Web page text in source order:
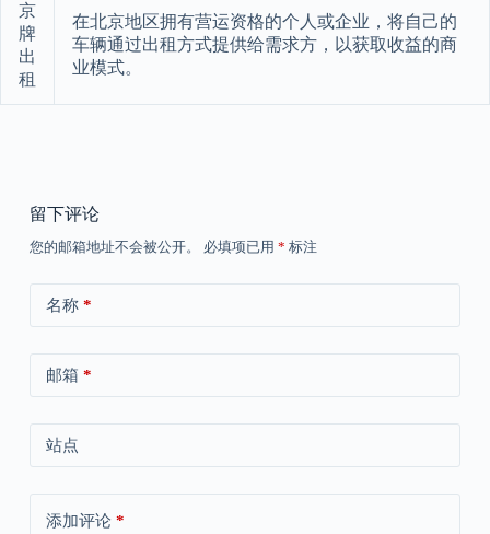
京
牌
出
租
在北京地区拥有营运资格的个人或企业，将自己的
车辆通过出租方式提供给需求方，以获取收益的商
业模式。
留下评论
您的邮箱地址不会被公开。 必填项已用 * 标注
名称*
邮箱 *
站点
添加评论*